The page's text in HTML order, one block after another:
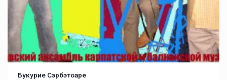
Букурие Сэрбэтоаре